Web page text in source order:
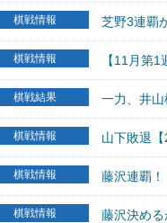
棋戦情報 芝野3連覇
棋戦情報 【11月第
棋戦結果 一力、井山
棋戦情報 山下敗退
棋戦情報 藤沢連覇！
棋戦情報 藤沢決める